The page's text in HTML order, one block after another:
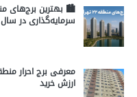
سرمایه‌گذاری در سال ۱۴۰۵
ارزش خرید